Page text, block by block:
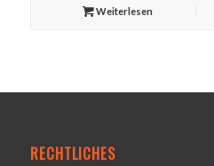
war:
ist:
Weiterlesen
RECHTLICHES